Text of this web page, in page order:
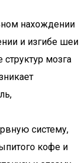
нахождении
и изгибе шеи
мозга
систему,
кофе и